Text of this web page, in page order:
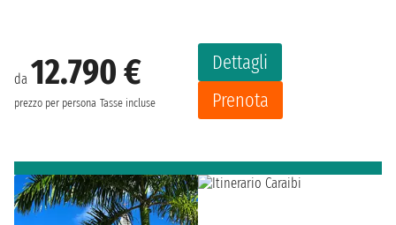
da 12.790 €
prezzo per persona Tasse incluse
Dettagli
Prenota